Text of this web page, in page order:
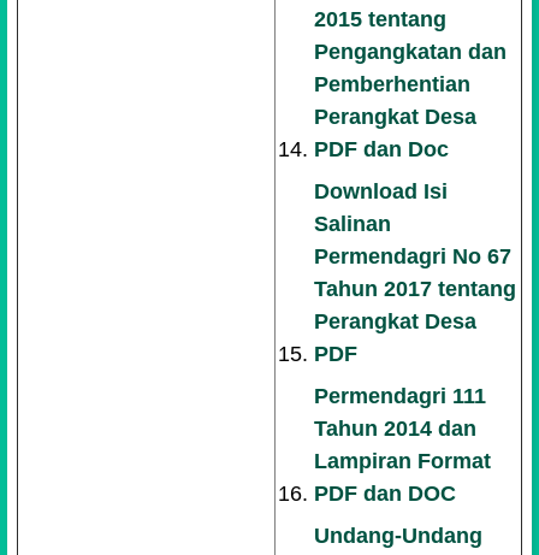
2015 tentang
Pengangkatan dan
Pemberhentian
Perangkat Desa
PDF dan Doc
Download Isi
Salinan
Permendagri No 67
Tahun 2017 tentang
Perangkat Desa
PDF
Permendagri 111
Tahun 2014 dan
Lampiran Format
PDF dan DOC
Undang-Undang